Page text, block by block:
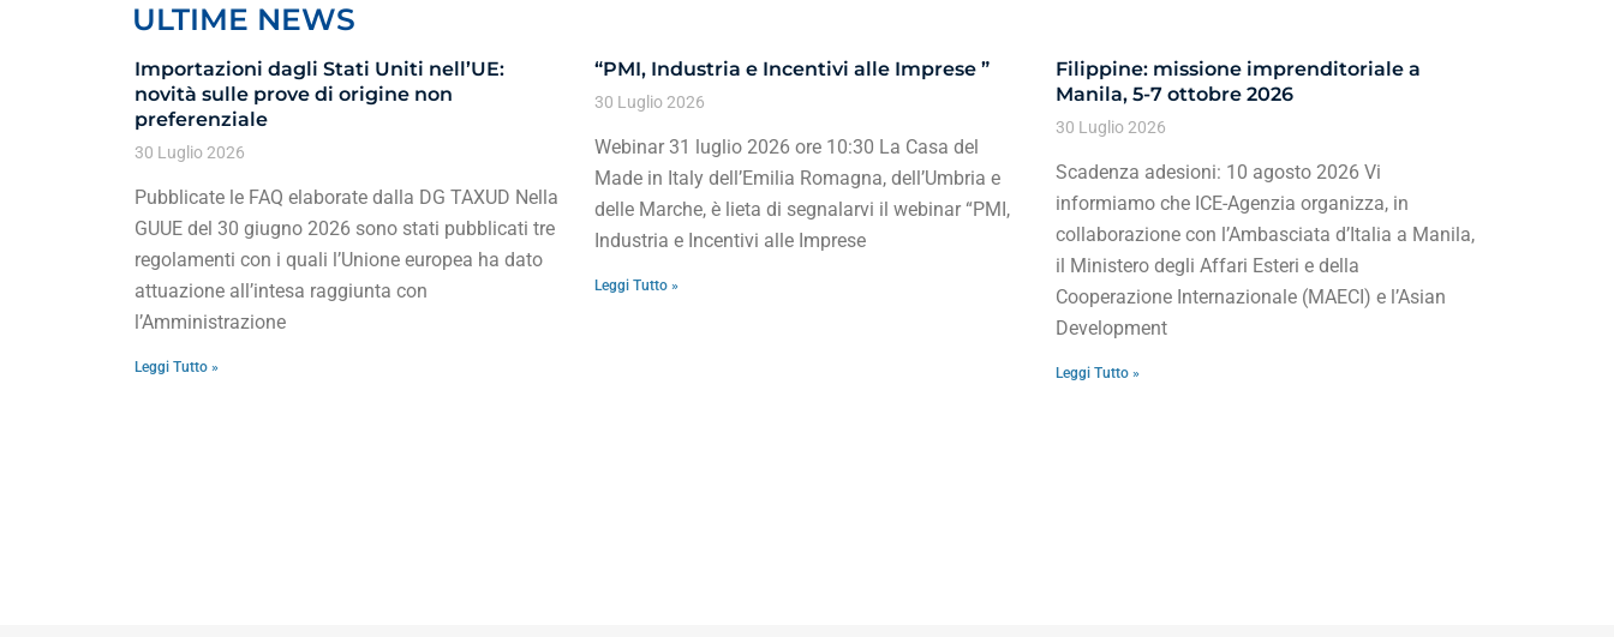
ULTIME NEWS
Importazioni dagli Stati Uniti nell’UE:
novità sulle prove di origine non
preferenziale
30 Luglio 2026
Pubblicate le FAQ elaborate dalla DG TAXUD Nella
GUUE del 30 giugno 2026 sono stati pubblicati tre
regolamenti con i quali l’Unione europea ha dato
attuazione all’intesa raggiunta con
l’Amministrazione
Leggi Tutto »
“PMI, Industria e Incentivi alle Imprese ”
30 Luglio 2026
Webinar 31 luglio 2026 ore 10:30 La Casa del
Made in Italy dell’Emilia Romagna, dell’Umbria e
delle Marche, è lieta di segnalarvi il webinar “PMI,
Industria e Incentivi alle Imprese
Leggi Tutto »
Filippine: missione imprenditoriale a
Manila, 5-7 ottobre 2026
30 Luglio 2026
Scadenza adesioni: 10 agosto 2026 Vi
informiamo che ICE-Agenzia organizza, in
collaborazione con l’Ambasciata d’Italia a Manila,
il Ministero degli Affari Esteri e della
Cooperazione Internazionale (MAECI) e l’Asian
Development
Leggi Tutto »